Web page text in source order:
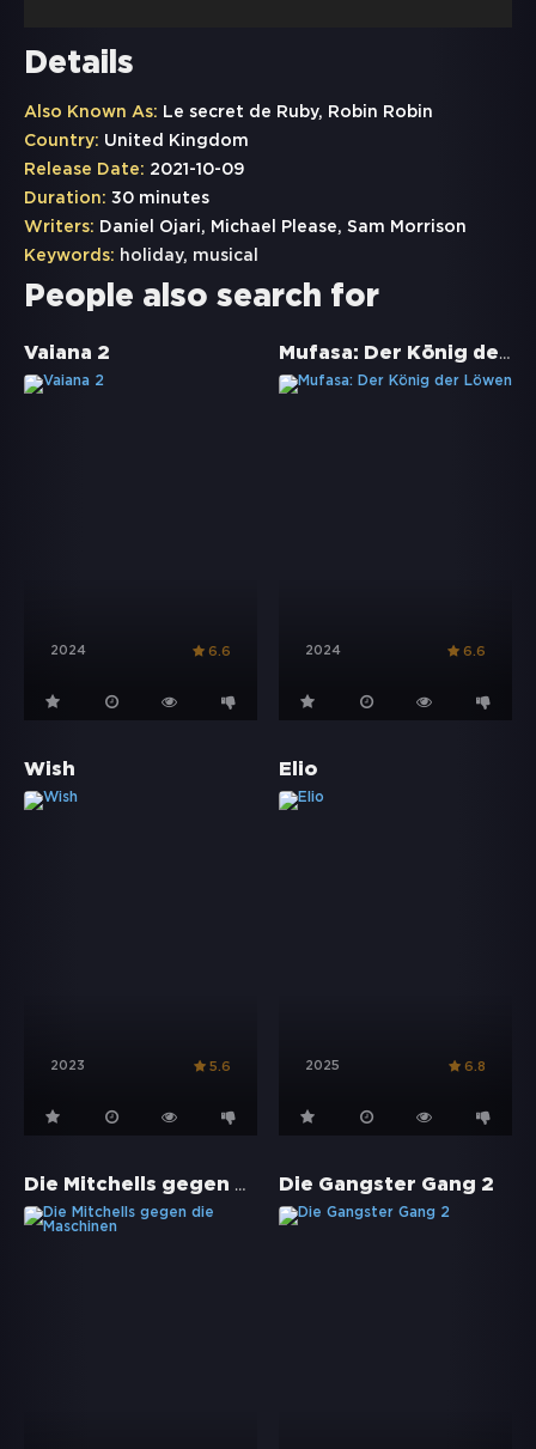
Details
Also Known As: Le secret de Ruby, Robin Robin
Country: United Kingdom
Release Date: 2021-10-09
Duration: 30 minutes
Writers: Daniel Ojari, Michael Please, Sam Morrison
Keywords: holiday, musical
People also search for
Vaiana 2
2024 6.6
Mufasa: Der König der Löwen
2024 6.6
Wish
2023 5.6
Elio
2025 6.8
Die Mitchells gegen die Maschinen Die Gangster Gang 2